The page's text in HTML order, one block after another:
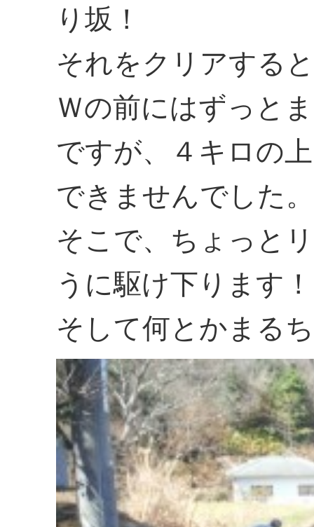
り坂！
それをクリアする
Ｗの前にはずっと
ですが、４キロの
できませんでした。
そこで、ちょっと
うに駆け下ります！
そして何とかまる